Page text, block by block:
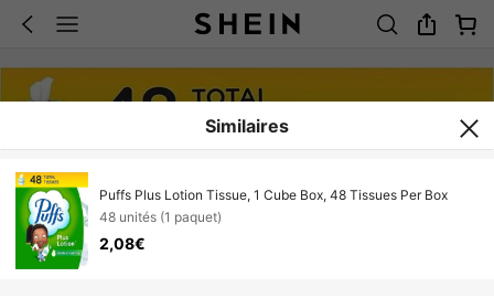
Similaires
Puffs Plus Lotion Tissue, 1 Cube Box, 48 Tissues Per Box
48 unités (1 paquet)
2,08€